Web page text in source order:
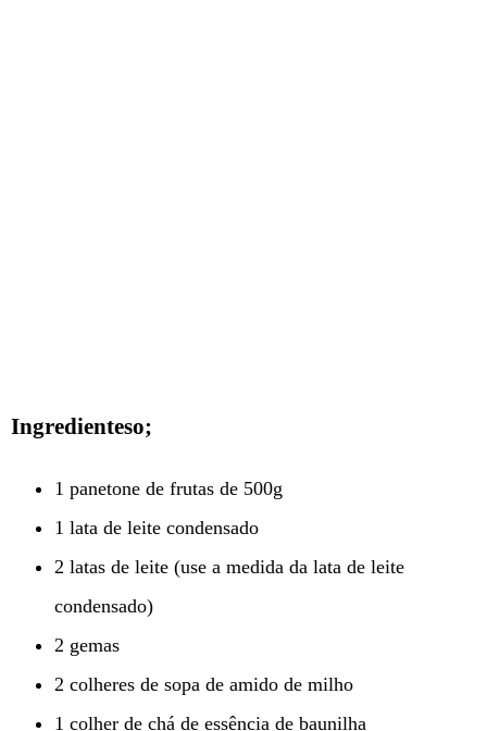
Ingredienteso;
1 panetone de frutas de 500g
1 lata de leite condensado
2 latas de leite (use a medida da lata de leite
condensado)
2 gemas
2 colheres de sopa de amido de milho
1 colher de chá de essência de baunilha